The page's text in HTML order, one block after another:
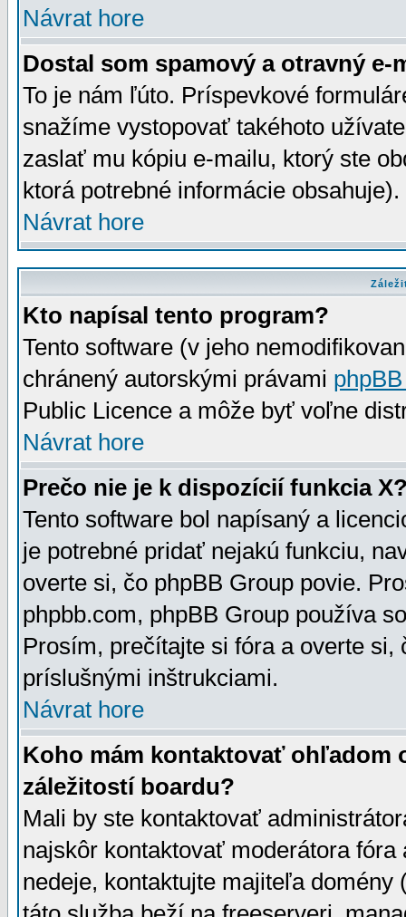
Návrat hore
Dostal som spamový a otravný e-
To je nám ľúto. Príspevkové
snažíme vystopovať takéhoto
zaslať mu kópiu e-mailu, ktorý ste
ktorá potrebné informácie
Návrat hore
Kto napísal tento program?
Tento software (v jeho
chránený autorskými právami
Public Licence a môže byť voľne
Návrat hore
Prečo nie je k dispozícií funkcia
Tento software bol napísaný a
je potrebné pridať nejakú funkciu,
overte si, čo phpBB Group povie.
phpbb.com, phpBB Group používa
Prosím, prečítajte si fóra a overte
príslušnými inštrukciami.
Návrat hore
Koho mám kontaktovať ohľadom
záležitostí boardu?
Mali by ste kontaktovať
najskôr kontaktovať moderátora
nedeje, kontaktujte majiteľa